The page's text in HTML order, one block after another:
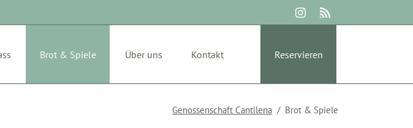
Brot & Spiele Über uns Kontakt Reservieren
Genossenschaft Cantilena Brot & Spiele